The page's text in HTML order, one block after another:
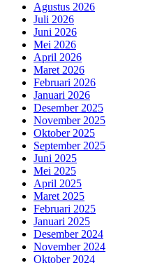
Agustus 2026
Juli 2026
Juni 2026
Mei 2026
April 2026
Maret 2026
Februari 2026
Januari 2026
Desember 2025
November 2025
Oktober 2025
September 2025
Juni 2025
Mei 2025
April 2025
Maret 2025
Februari 2025
Januari 2025
Desember 2024
November 2024
Oktober 2024